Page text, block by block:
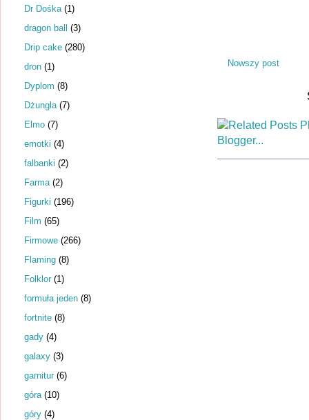
Nowszy post
Dr Dośka (1)
dragon ball (3)
Drip cake (280)
dron (1)
Dyplom (8)
Dżungla (7)
Elmo (7)
emotki (4)
falbanki (2)
Farma (2)
Figurki (196)
Film (65)
Firmowe (266)
Flaming (8)
Folklor (1)
formuła jeden (8)
fortnite (8)
gady (4)
galaxy (3)
garnitur (6)
góra (10)
góry (4)